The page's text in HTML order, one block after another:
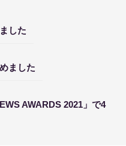
した
ました
AWARDS 2021」で4